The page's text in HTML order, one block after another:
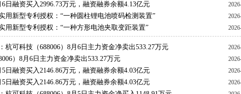
日融资买入2996.73万元，融资融券余额4.13亿元
用新型专利授权：“一种圆柱锂电池喷码检测装置”
用新型专利授权：“一种方形电池夹取变距装置”
杭可科技（688006）8月6日主力资金净卖出533.27万元
）8月6日主力资金净卖出533.27万元
日融资买入2146.86万元，融资融券余额4.03亿元
日融资买入2146.86万元，融资融券余额4.03亿元